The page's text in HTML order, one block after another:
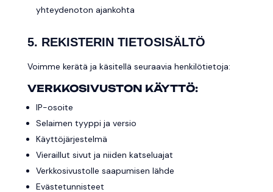
yhteydenoton ajankohta
5. REKISTERIN TIETOSISÄLTÖ
Voimme kerätä ja käsitellä seuraavia henkilötietoja:
VERKKOSIVUSTON KÄYTTÖ:
IP-osoite
Selaimen tyyppi ja versio
Käyttöjärjestelmä
Vieraillut sivut ja niiden katseluajat
Verkkosivustolle saapumisen lähde
Evästetunnisteet